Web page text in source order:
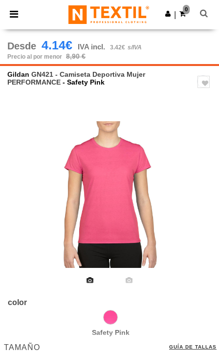
× App de Ntextil
¡Mejores precios en app!
Descargar app
0
Desde 4.14€ IVA incl. 3.42€ s/IVA
Precio al por menor 8,90 €
Gildan GN421 - Camiseta Deportiva Mujer
PERFORMANCE - Safety Pink
color
Safety Pink
TAMAÑO GUÍA DE TALLAS